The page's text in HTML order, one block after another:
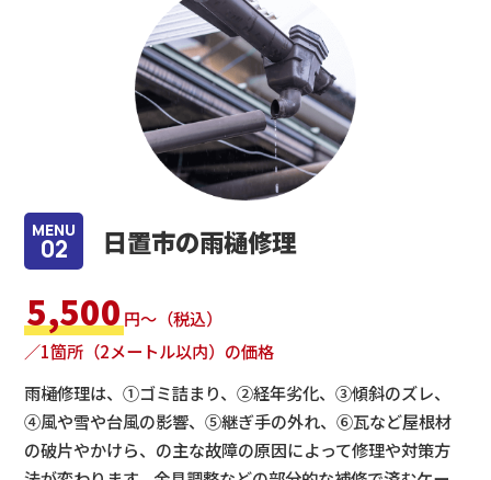
MENU
02 日置市の雨樋修理
5,500 円～（税込）
／1箇所（2メートル以内）の価格
雨樋修理は、①ゴミ詰まり、②経年劣化、③傾斜のズレ、
④風や雪や台風の影響、⑤継ぎ手の外れ、⑥瓦など屋根材
の破片やかけら、の主な故障の原因によって修理や対策方